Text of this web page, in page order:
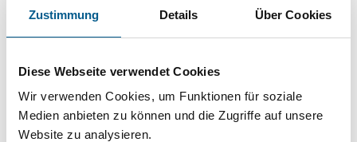
Zustimmung Details Über Cookies
Diese Webseite verwendet Cookies
Wir verwenden Cookies, um Funktionen für soziale
Medien anbieten zu können und die Zugriffe auf unsere
Website zu analysieren.
Sie suchen finanzielle Unterstützung für ein
direkt über unsere Fördermitteldatenbank und
Stiftungsdatenbank recherchieren. Bei der
Suche bitte die Groß- und Kleinschreibung